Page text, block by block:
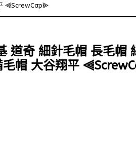
⫷ScrewCap⫸
道奇 細針毛帽 長毛帽
毛帽 大谷翔平